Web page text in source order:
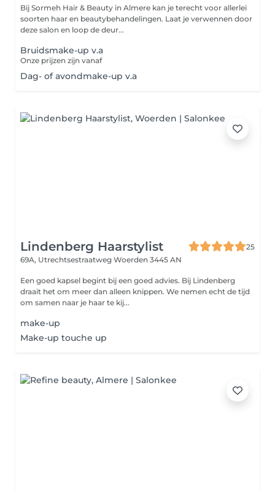
Bij Sormeh Hair & Beauty in Almere kan je terecht voor allerlei
soorten haar en beautybehandelingen. Laat je verwennen door
deze salon en loop de deur...
Bruidsmake-up v.a
Onze prijzen zijn vanaf
Dag- of avondmake-up v.a
Lindenberg Haarstylist
25
69A, Utrechtsestraatweg Woerden 3445 AN
Een goed kapsel begint bij een goed advies. Bij Lindenberg
draait het om meer dan alleen knippen. We nemen echt de tijd
om samen naar je haar te kij...
make-up
Make-up touche up